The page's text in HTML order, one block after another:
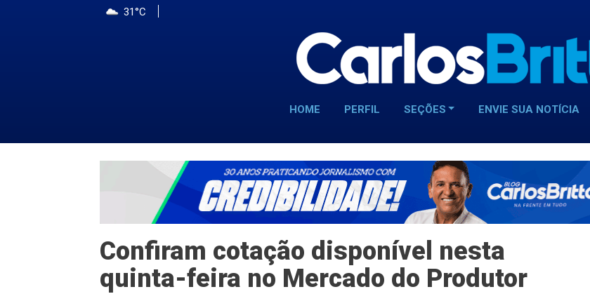
31°C
HOME PERFIL SEÇÕES ENVIE SUA NOTÍCIA
Confiram cotação disponível nesta
quinta-feira no Mercado do Produtor